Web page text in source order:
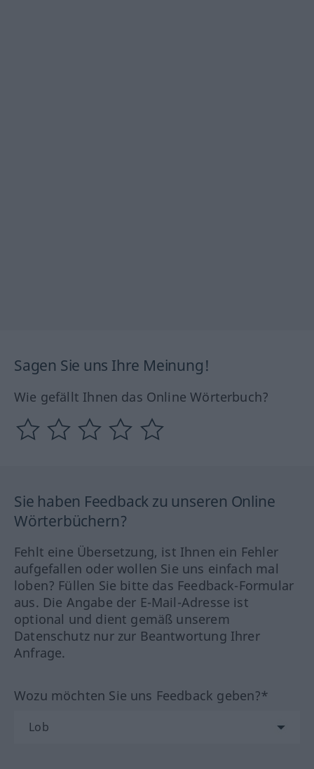
Sagen Sie uns Ihre Meinung!
Wie gefällt Ihnen das Online Wörterbuch?
Sie haben Feedback zu unseren Online
Wörterbüchern?
Fehlt eine Übersetzung, ist Ihnen ein Fehler
aufgefallen oder wollen Sie uns einfach mal
loben? Füllen Sie bitte das Feedback-Formular
aus. Die Angabe der E-Mail-Adresse ist
optional und dient gemäß unserem
Datenschutz nur zur Beantwortung Ihrer
Anfrage.
Wozu möchten Sie uns Feedback geben?*